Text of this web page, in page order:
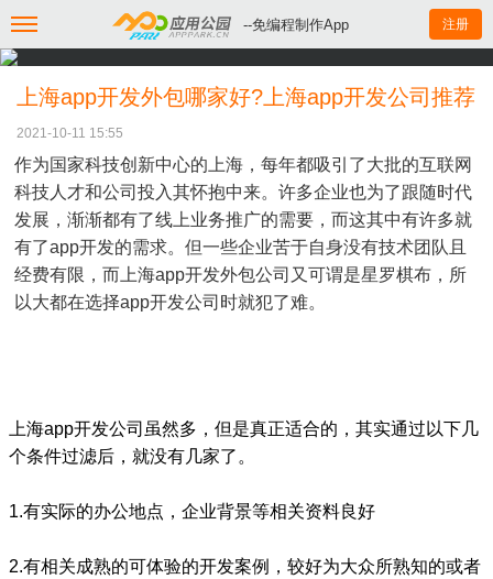
--免编程制作App 注册
上海app开发外包哪家好?上海app开发公司推荐
2021-10-11 15:55
作为国家科技创新中心的上海，每年都吸引了大批的互联网
科技人才和公司投入其怀抱中来。许多企业也为了跟随时代
发展，渐渐都有了线上业务推广的需要，而这其中有许多就
有了app开发的需求。但一些企业苦于自身没有技术团队且
经费有限，而上海app开发外包公司又可谓是星罗棋布，所
以大都在选择app开发公司时就犯了难。
上海app开发公司虽然多，但是真正适合的，其实通过以下几
个条件过滤后，就没有几家了。
1.有实际的办公地点，企业背景等相关资料良好
2.有相关成熟的可体验的开发案例，较好为大众所熟知的或者